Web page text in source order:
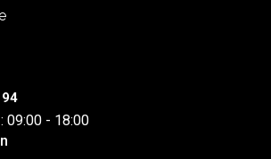
09:00 - 18:00